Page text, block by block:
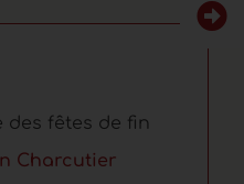
des fêtes de fin
Charcutier